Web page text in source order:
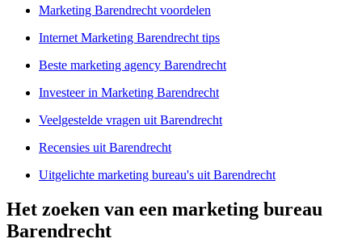
Marketing Barendrecht voordelen
Internet Marketing Barendrecht tips
Beste marketing agency Barendrecht
Investeer in Marketing Barendrecht
Veelgestelde vragen uit Barendrecht
Recensies uit Barendrecht
Uitgelichte marketing bureau's uit Barendrecht
Het zoeken van een marketing bureau
Barendrecht